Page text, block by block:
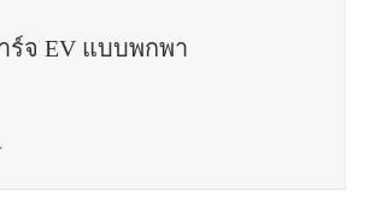
ร์จ EV แบบพกพา